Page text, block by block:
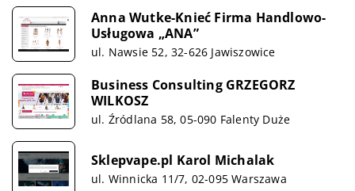
Anna Wutke-Knieć Firma Handlowo-
Usługowa „ANA”
ul. Nawsie 52, 32-626 Jawiszowice
Business Consulting GRZEGORZ
WILKOSZ
ul. Źródlana 58, 05-090 Falenty Duże
Sklepvape.pl Karol Michalak
ul. Winnicka 11/7, 02-095 Warszawa